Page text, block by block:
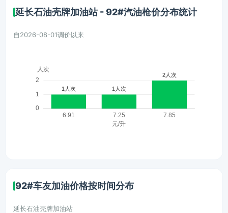
延长石油壳牌加油站 - 92#汽油枪价分布统计
自2026-08-01调价以来
92#车友加油价格按时间分布
延长石油壳牌加油站